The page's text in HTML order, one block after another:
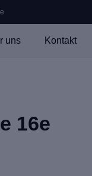
uns Kontakt
16e